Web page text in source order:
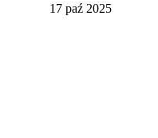
17 paź 2025